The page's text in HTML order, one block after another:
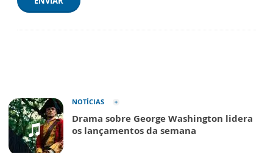
NOTÍCIAS
Drama sobre George Washington lidera
os lançamentos da semana